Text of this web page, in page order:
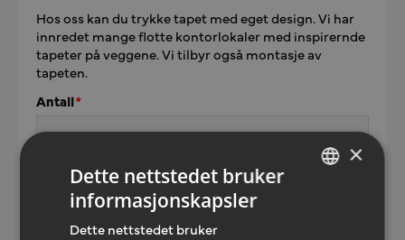
Hos oss kan du trykke tapet med eget design. Vi har
innredet mange flotte kontorlokaler med inspirernde
tapeter på veggene. Vi tilbyr også montasje av
tapeten.
Antall*
Skriv din kommentar*
×
Dette nettstedet bruker
informasjonskapsler
Dette nettstedet bruker